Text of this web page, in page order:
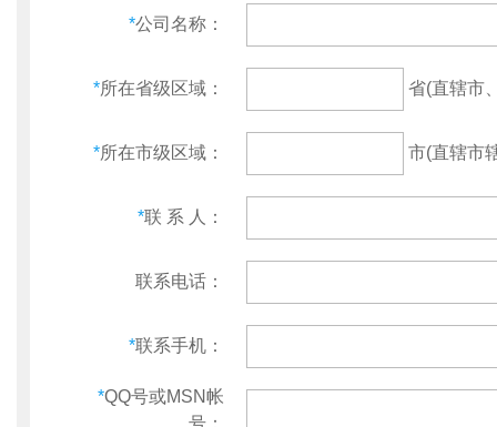
*公司名称：
*所在省级区域： 省(直辖市
*所在市级区域： 市(直辖市
*联 系 人：
联系电话：
*联系手机：
*QQ号或MSN帐
号：